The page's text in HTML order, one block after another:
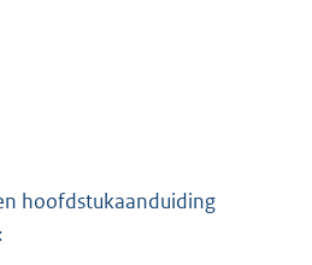
hoofdstukaanduiding